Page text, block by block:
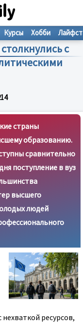
с
Курсы Хобби
страны
образованию.
сравнительно
поступление в вуз
высшего
людей
ресурсов,